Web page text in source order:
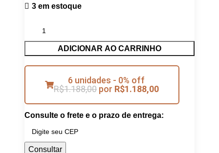
3 em estoque
ADICIONAR AO CARRINHO
6 unidades - 0% off
R$1.188,00 por R$1.188,00
Consulte o frete e o prazo de entrega:
Consultar